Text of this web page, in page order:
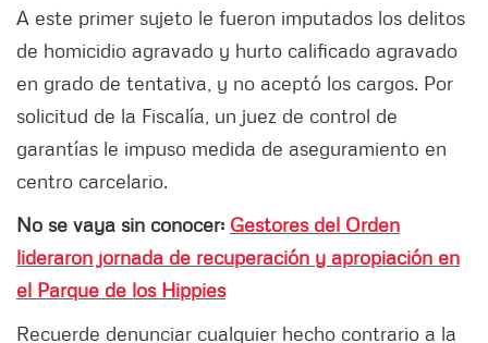
A este primer sujeto le fueron imputados los delitos
de homicidio agravado y hurto calificado agravado
en grado de tentativa, y no aceptó los cargos. Por
solicitud de la Fiscalía, un juez de control de
garantías le impuso medida de aseguramiento en
centro carcelario.
No se vaya sin conocer: Gestores del Orden
lideraron jornada de recuperación y apropiación en
el Parque de los Hippies
Recuerde denunciar cualquier hecho contrario a la